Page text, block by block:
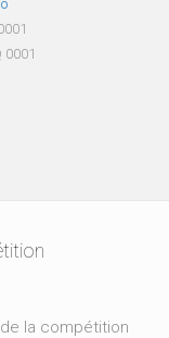
0001
la compétition